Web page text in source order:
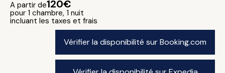
A partir de120€
pour 1 chambre, 1 nuit
incluant les taxes et frais
Vérifier la disponibilité sur Booking.com